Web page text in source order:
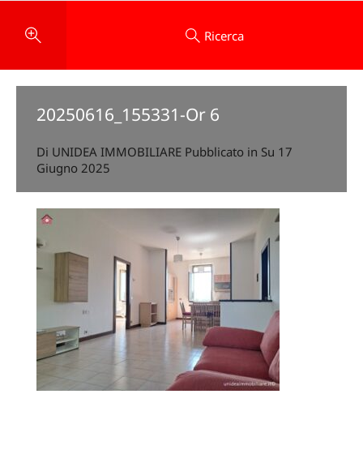
Ricerca
20250616_155331-Or 6
Di UNIDEA IMMOBILIARE Pubblicato in Su 17
Giugno 2025